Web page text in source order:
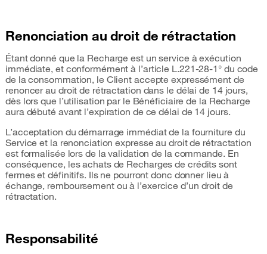
Renonciation au droit de rétractation
Étant donné que la Recharge est un service à exécution
immédiate, et conformément à l’article L.221-28-1° du code
de la consommation, le Client accepte expressément de
renoncer au droit de rétractation dans le délai de 14 jours,
dès lors que l’utilisation par le Bénéficiaire de la Recharge
aura débuté avant l’expiration de ce délai de 14 jours.
L’acceptation du démarrage immédiat de la fourniture du
Service et la renonciation expresse au droit de rétractation
est formalisée lors de la validation de la commande. En
conséquence, les achats de Recharges de crédits sont
fermes et définitifs. Ils ne pourront donc donner lieu à
échange, remboursement ou à l’exercice d’un droit de
rétractation.
Responsabilité